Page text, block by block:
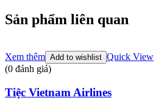
Sản phẩm liên quan
Xem thêm Add to wishlist Quick View
(0 đánh giá)
Tiệc Vietnam Airlines